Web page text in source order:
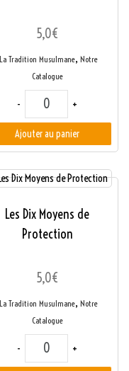
5,0€
La Tradition Musulmane, Notre
Catalogue
- quantité de Les
+
Ajouter au panier
Charnel
Les Dix Moyens de
Protection
5,0€
La Tradition Musulmane, Notre
Catalogue
- quantité de Les Dix
+